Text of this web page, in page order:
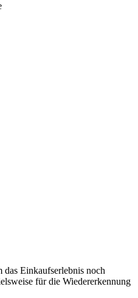
das Einkaufserlebnis noch
für die Wiedererkennung